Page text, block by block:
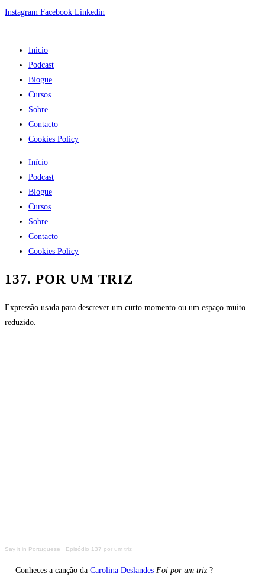
Skip
Instagram Facebook Linkedin
Início
Podcast
Blogue
Cursos
Sobre
Contacto
Cookies Policy
Início
Podcast
Blogue
Cursos
Sobre
Contacto
Cookies Policy
137. POR UM TRIZ
Expressão usada para descrever um curto momento ou um espaço muito
reduzido.
Say it in Portuguese · Episódio 137 por um triz
— Conheces a canção da Carolina Deslandes Foi por um triz ?